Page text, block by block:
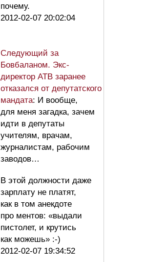
почему.
2012-02-07 20:02:04
Следующий за
Бовбаланом. Экс-
директор АТВ заранее
отказался от депутатского
мандата: И вообще,
для меня загадка, зачем
идти в депутаты
учителям, врачам,
журналистам, рабочим
заводов…
В этой должности даже
зарплату не платят,
как в том анекдоте
про ментов: «выдали
пистолет, и крутись
как можешь» :-)
2012-02-07 19:34:52